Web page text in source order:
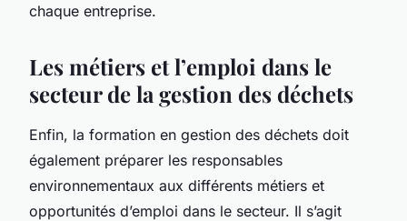
chaque entreprise.
Les métiers et l’emploi dans le
secteur de la gestion des déchets
Enfin, la formation en gestion des déchets doit
également préparer les responsables
environnementaux aux différents métiers et
opportunités d’emploi dans le secteur. Il s’agit